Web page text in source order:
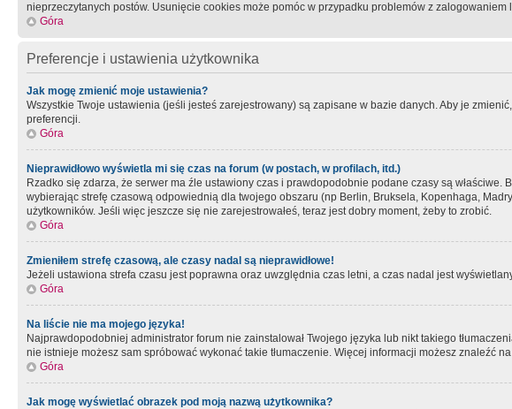
nieprzeczytanych postów. Usunięcie cookies może pomóc w przypadku problemów z zalogowaniem
Góra
Preferencje i ustawienia użytkownika
Jak mogę zmienić moje ustawienia?
Wszystkie Twoje ustawienia (jeśli jesteś zarejestrowany) są zapisane w bazie danych. Aby je
preferencji.
Góra
Nieprawidłowo wyświetla mi się czas na forum (w postach, w profilach, itd.)
Rzadko się zdarza, że serwer ma źle ustawiony czas i prawdopodobnie podane czasy są
wybierając strefę czasową odpowiednią dla twojego obszaru (np Berlin, Bruksela, Kopenhaga,
użytkowników. Jeśli więc jeszcze się nie zarejestrowałeś, teraz jest dobry moment, żeby to zrobić.
Góra
Zmieniłem strefę czasową, ale czasy nadal są nieprawidłowe!
Jeżeli ustawiona strefa czasu jest poprawna oraz uwzględnia czas letni, a czas nadal jest
Góra
Na liście nie ma mojego języka!
Najprawdopodobniej administrator forum nie zainstalował Twojego języka lub nikt takiego
nie istnieje możesz sam spróbować wykonać takie tłumaczenie. Więcej informacji możesz znaleźć
Góra
Jak mogę wyświetlać obrazek pod moją nazwą użytkownika?